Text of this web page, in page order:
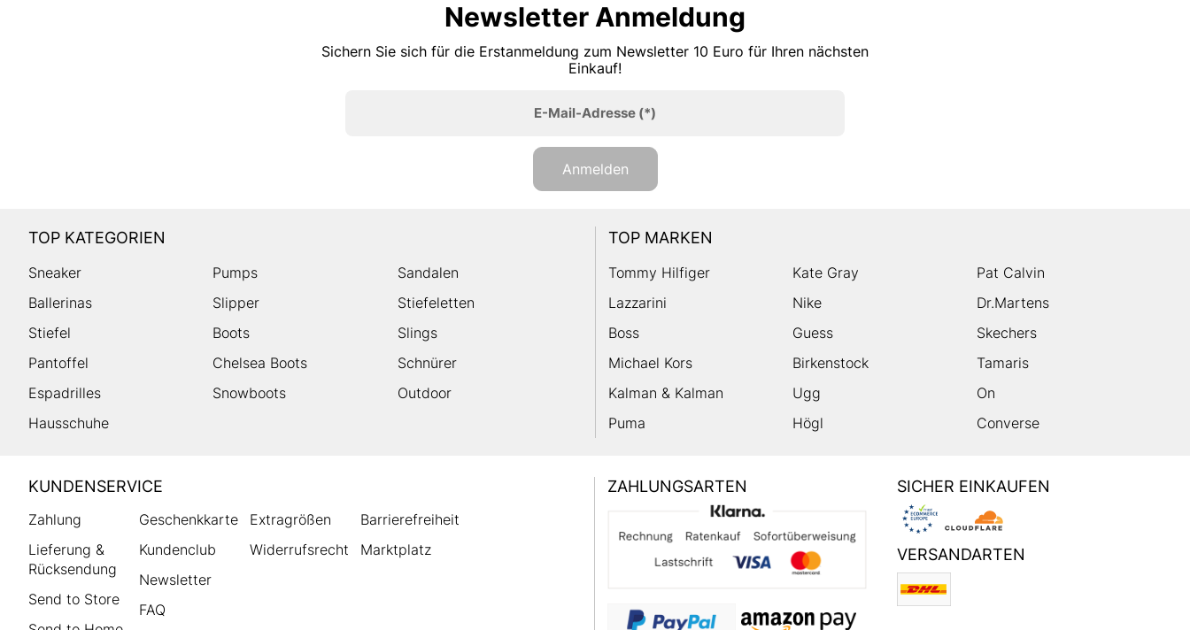
Newsletter Anmeldung
Sichern Sie sich für die Erstanmeldung zum Newsletter 10 Euro für Ihren nächsten
Einkauf!
E-Mail-Adresse(*)
Anmelden
TOP KATEGORIEN
Sneaker Pumps
Sandalen
Ballerinas
Slipper
Stiefeletten
Stiefel
Boots
Slings
Pantoffel
Chelsea Boots
Schnürer
Espadrilles
Snowboots
Outdoor
Hausschuhe
TOP MARKEN
Tommy Hilfiger Kate Gray
Pat Calvin
Lazzarini
Nike
Dr.Martens
Boss
Guess
Skechers
Michael Kors
Birkenstock
Tamaris
Kalman & Kalman
Ugg
On
Puma
Högl Converse
HUMANIC
Footer
KUNDENSERVICE
Zahlung
Lieferung &
Rücksendung
Send to Store
Geschenkkarte
Kundenclub
Newsletter
FAQ
Extragrößen
Widerrufsrecht
Barrierefreiheit
Marktplatz
ZAHLUNGSARTEN SICHER EINKAUFEN
VERSANDARTEN